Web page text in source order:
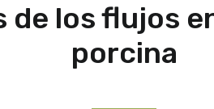
de los flujos
porcina